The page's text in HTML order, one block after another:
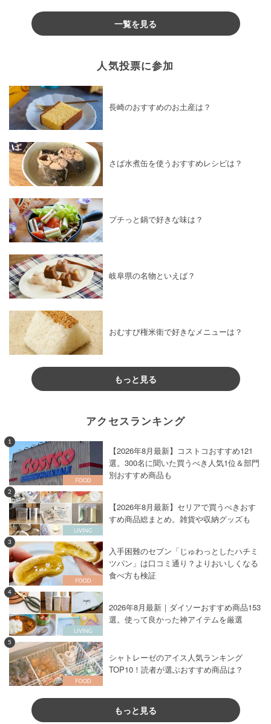
一覧を見る
人気投票に参加
長崎のおすすめのお土産は？
さば水煮缶を使うおすすめレシピは？
プチっと鍋で好きな味は？
岐阜県の名物といえば？
おむすび権米衛で好きなメニューは？
もっと見る
アクセスランキング
1
【2026年8月最新】コストコおすすめ121
選。300名に聞いた買うべき人気1位＆部門
別おすすめ商品も
2
【2026年8月最新】セリアで買うべきおす
すめ商品総まとめ。雑貨や収納グッズも
3
入手困難のセブン「じゅわっとしたハチミ
ツパン」は口コミ通り？よりおいしくなる
食べ方も検証
4
2026年8月最新｜ダイソーおすすめ商品153
選。使って良かった神アイテムを厳選
5
シャトレーゼのアイス人気ランキング
TOP10！読者が選ぶおすすめ商品は？
もっと見る